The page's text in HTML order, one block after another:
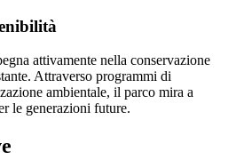
attivamente nella conservazione
Attraverso programmi di
ambientale, il parco mira a
le generazioni future.